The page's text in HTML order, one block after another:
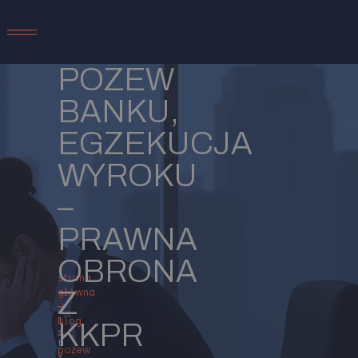
2
1
s
t
y
strona
główna
→
blog
→
pozew
POZEW
BANKU,
EGZEKUCJA
WYROKU
–
PRAWNA
OBRONA
Z
KKPR